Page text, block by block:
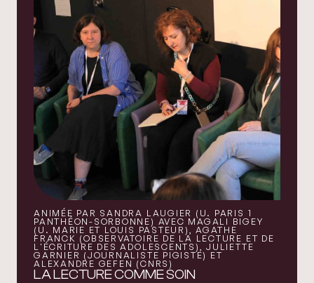
ANIMÉE PAR SANDRA LAUGIER (U. PARIS 1
PANTHÉON-SORBONNE) AVEC MAGALI BIGEY
(U. MARIE ET LOUIS PASTEUR), AGATHE
FRANCK (OBSERVATOIRE DE LA LECTURE ET DE
L'ÉCRITURE DES ADOLESCENTS), JULIETTE
GARNIER (JOURNALISTE PIGISTE) ET
ALEXANDRE GEFEN (CNRS)
LA LECTURE COMME SOIN